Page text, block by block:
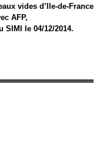
vides d’Ile-de-France
AFP,
le 04/12/2014.